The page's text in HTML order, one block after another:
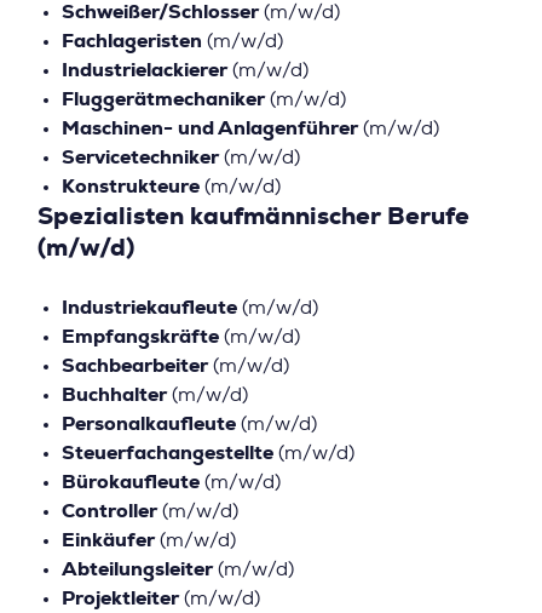
Schweißer/Schlosser(m/w/d)
Fachlageristen (m/w/d)
Industrielackierer(m/w/d)
Fluggerätmechaniker(m/w/d)
Maschinen- und Anlagenführer(m/w/d)
Servicetechniker(m/w/d)
Konstrukteure (m/w/d)
Spezialisten kaufmännischer Berufe
(m/w/d)
Industriekaufleute (m/w/d)
Empfangskräfte (m/w/d)
Sachbearbeiter(m/w/d)
Buchhalter(m/w/d)
Personalkaufleute (m/w/d)
Steuerfachangestellte (m/w/d)
Bürokaufleute (m/w/d)
Controller(m/w/d)
Einkäufer(m/w/d)
Abteilungsleiter(m/w/d)
Projektleiter(m/w/d)